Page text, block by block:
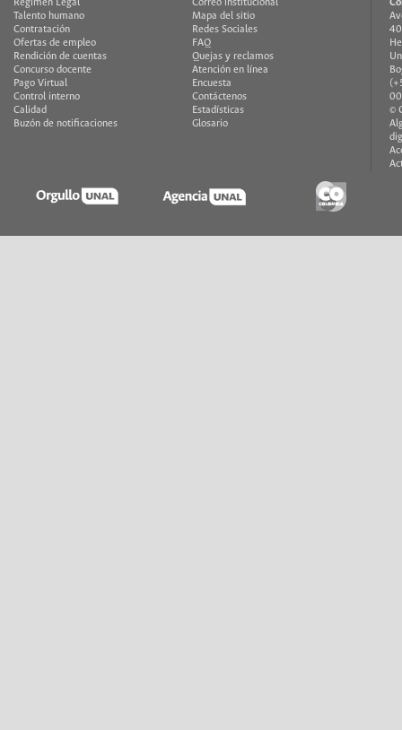
Régimen Legal
Talento humano
Contratación
Ofertas de empleo
Rendición de cuentas
Concurso docente
Pago Virtual
Control interno
Calidad
Buzón de notificaciones
Correo institucional
Mapa del sitio
Redes Sociales
FAQ
Quejas y reclamos
Atención en línea
Encuesta
Contáctenos
Estadísticas
Glosario
©